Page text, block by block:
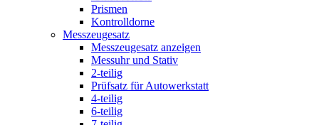
Prismen
Kontrolldorne
Messzeugesatz
Messzeugesatz anzeigen
Messuhr und Stativ
2-teilig
Prüfsatz für Autowerkstatt
4-teilig
6-teilig